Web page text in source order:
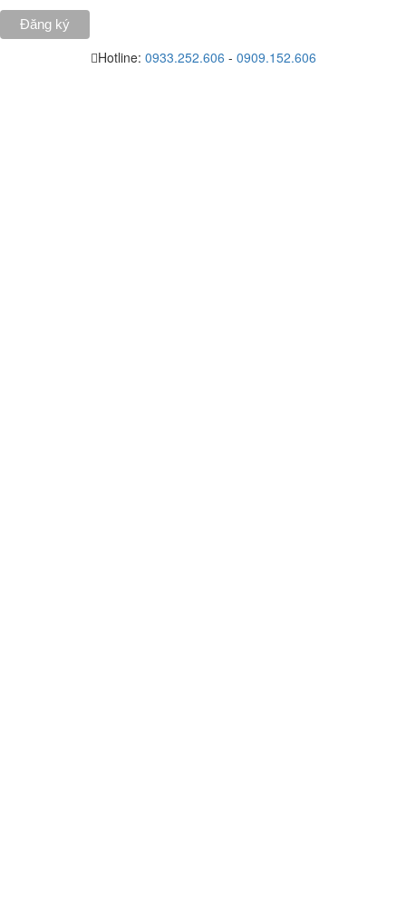
Hotline: 0933.252.606 - 0909.152.606